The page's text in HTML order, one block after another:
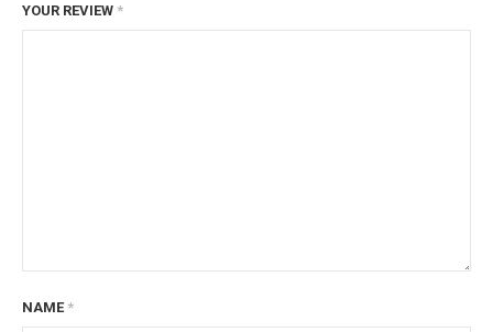
YOUR REVIEW *
NAME *